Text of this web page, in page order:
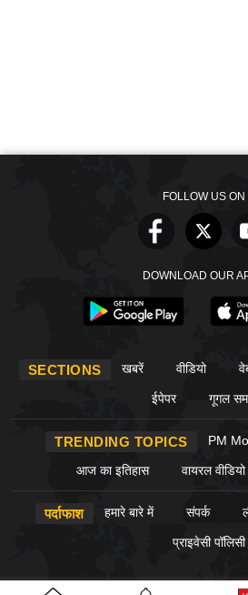
FOLLOW US ON
DOWNLOAD OUR
SECTIONS खबरें वीडियो
ईपेपर गूगल
TRENDING TOPICS PM
आज का इतिहास वायरल वीडियो
पर्दाफाश हमारे बारे में संपर्क
प्राइवेसी पॉलिसी